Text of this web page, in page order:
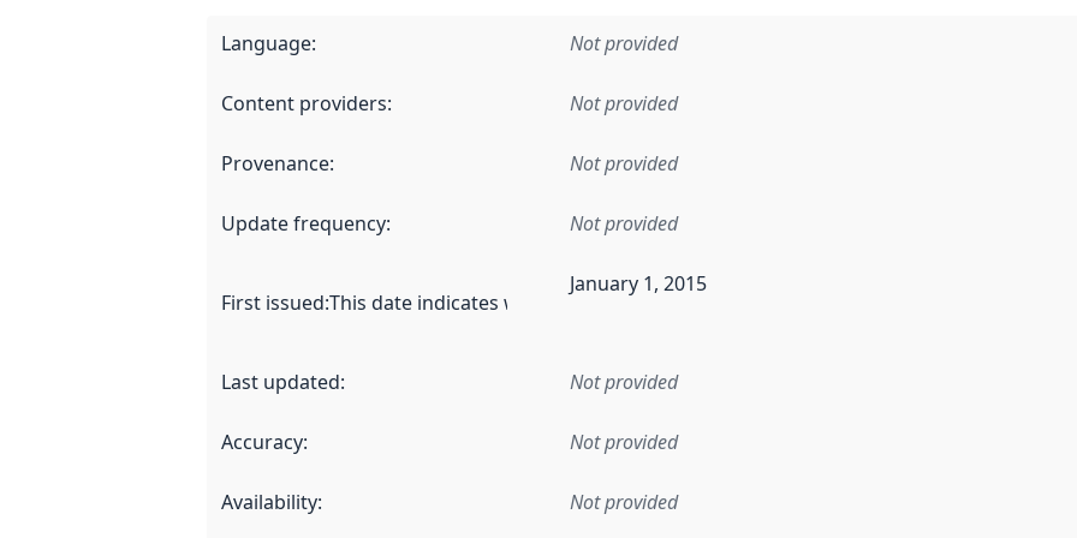
Language: Not provided
Content providers: Not provided
Provenance: Not provided
Update frequency: Not provided
First issued:This date indicates when the data in this dataset was first released. It may have
January 1, 2015
Last updated: Not provided
Accuracy: Not provided
Availability: Not provided